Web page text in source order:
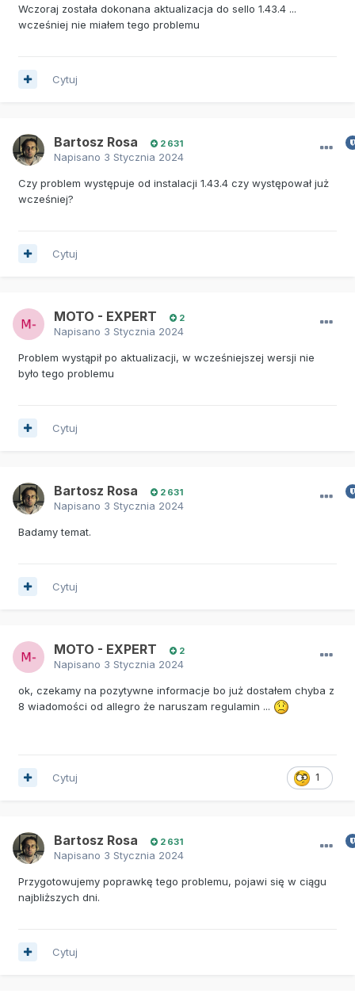
Wczoraj została dokonana aktualizacja do sello 1.43.4 ...
wcześniej nie miałem tego problemu
Cytuj
Bartosz Rosa 2 631
Napisano 3 Stycznia 2024
Czy problem występuje od instalacji 1.43.4 czy występował już
wcześniej?
Cytuj
MOTO - EXPERT 2
Napisano 3 Stycznia 2024
Problem wystąpił po aktualizacji, w wcześniejszej wersji nie
było tego problemu
Cytuj
Bartosz Rosa 2 631
Napisano 3 Stycznia 2024
Badamy temat.
Cytuj
MOTO - EXPERT 2
Napisano 3 Stycznia 2024
ok, czekamy na pozytywne informacje bo już dostałem chyba z
8 wiadomości od allegro że naruszam regulamin ...
1
Cytuj
Bartosz Rosa 2 631
Napisano 3 Stycznia 2024
Przygotowujemy poprawkę tego problemu, pojawi się w ciągu
najbliższych dni.
Cytuj